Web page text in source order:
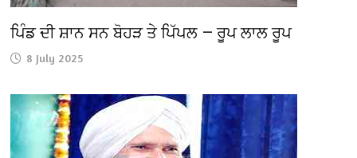
ਪਿੰਡ ਦੀ ਸ਼ਾਨ ਸਨ ਬੋਹੜ ਤੇ ਪਿੱਪਲ — ਰੂਪ ਲਾਲ ਰੂਪ
8 July 2025